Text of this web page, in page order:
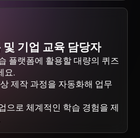
및 기업 교육 담당자
플랫폼에 활용할 대량의 퀴즈
요.
제작 과정을 자동화해 업무
으로 체계적인 학습 경험을 제